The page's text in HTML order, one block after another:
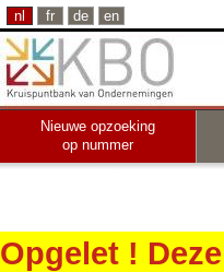
nl fr de en
Nieuwe opzoeking
op nummer
Opgelet !